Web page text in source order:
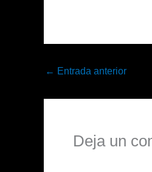
← Entrada anterior
Deja un